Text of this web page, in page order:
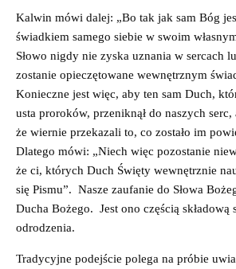
Kalwin mówi dalej: „Bo tak jak sam Bóg
świadkiem samego siebie w swoim
Słowo nigdy nie zyska uznania w sercach
zostanie opieczętowane wewnętrznym
Konieczne jest więc, aby ten sam Duch,
usta proroków, przeniknął do naszych serc,
że wiernie przekazali to, co zostało im
Dlatego mówi: „Niech więc pozostanie
że ci, których Duch Święty wewnętrznie
się Pismu”. Nasze zaufanie do Słowa
Ducha Bożego. Jest ono częścią składową
odrodzenia.
Tradycyjne podejście polega na próbie